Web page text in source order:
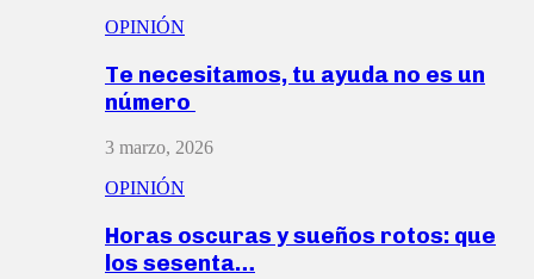
OPINIÓN
Te necesitamos, tu ayuda no es un
número
3 marzo, 2026
OPINIÓN
Horas oscuras y sueños rotos: que
los sesenta…